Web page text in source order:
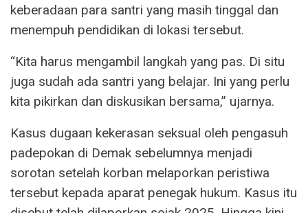
keberadaan para santri yang masih tinggal dan
menempuh pendidikan di lokasi tersebut.
“Kita harus mengambil langkah yang pas. Di situ
juga sudah ada santri yang belajar. Ini yang perlu
kita pikirkan dan diskusikan bersama,” ujarnya.
Kasus dugaan kekerasan seksual oleh pengasuh
padepokan di Demak sebelumnya menjadi
sorotan setelah korban melaporkan peristiwa
tersebut kepada aparat penegak hukum. Kasus itu